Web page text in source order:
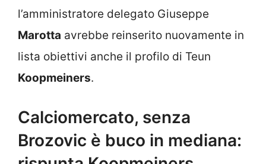
l’amministratore delegato Giuseppe
Marotta avrebbe reinserito nuovamente in
lista obiettivi anche il profilo di Teun
Koopmeiners.
Calciomercato, senza
Brozovic è buco in mediana: